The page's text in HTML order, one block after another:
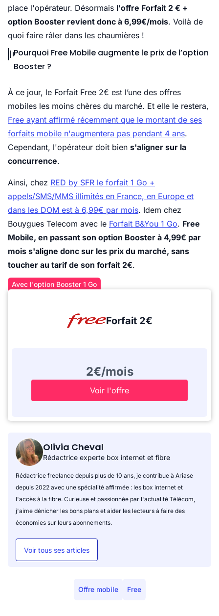
place l'opérateur. Désormais l'offre Forfait 2 € +
option Booster revient donc à 6,99€/mois. Voilà de
quoi faire râler dans les chaumières !
Pourquoi Free Mobile augmente le prix de l’option
Booster ?
À ce jour, le Forfait Free 2€ est l’une des offres
mobiles les moins chères du marché. Et elle le restera,
Free ayant affirmé récemment que le montant de ses
forfaits mobile n'augmentera pas pendant 4 ans.
Cependant, l'opérateur doit bien s'aligner sur la
concurrence.
Ainsi, chez RED by SFR le forfait 1 Go +
appels/SMS/MMS illimités en France, en Europe et
dans les DOM est à 6,99€ par mois. Idem chez
Bouygues Telecom avec le Forfait B&You 1 Go. Free
Mobile, en passant son option Booster à 4,99€ par
mois s'aligne donc sur les prix du marché, sans
toucher au tarif de son forfait 2€.
Avec l'option Booster 1 Go
Forfait 2€
2€/mois
Voir l'offre
Olivia Cheval
Rédactrice experte box internet et fibre
Rédactrice freelance depuis plus de 10 ans, je contribue à Ariase
depuis 2022 avec une spécialité affirmée : les box internet et
l'accès à la fibre. Curieuse et passionnée par l'actualité Télécom,
j'aime dénicher les bons plans et aider les lecteurs à faire des
économies sur leurs abonnements.
Voir tous ses articles
Offre mobile Free